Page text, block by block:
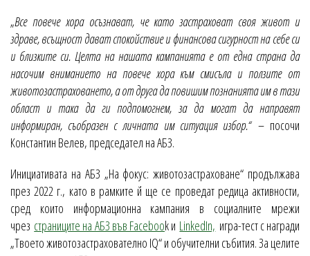
„Все повече хора осъзнават, че като застраховат своя живот и
здраве, всъщност дават спокойствие и финансова сигурност на себе си
и близките си. Целта на нашата кампанията е от една страна да
насочим вниманието на повече хора към смисъла и ползите от
животозастраховането, а от друга да повишим познанията им в тази
област и така да ги подпомогнем, за да могат да направят
информиран, съобразен с личната им ситуация избор.“– посочи
Константин Велев, председател на АБЗ.
Инициативата на АБЗ „На фокус: животозастраховане“ продължава
през 2022 г., като в рамките й ще се проведат редица активности,
сред които информационна кампания в социалните мрежи
чрез страниците на АБЗ във Facebook и LinkedIn, игра-тест с награди
„Твоето животозастрахователно IQ“ и обучителни събития. За целите